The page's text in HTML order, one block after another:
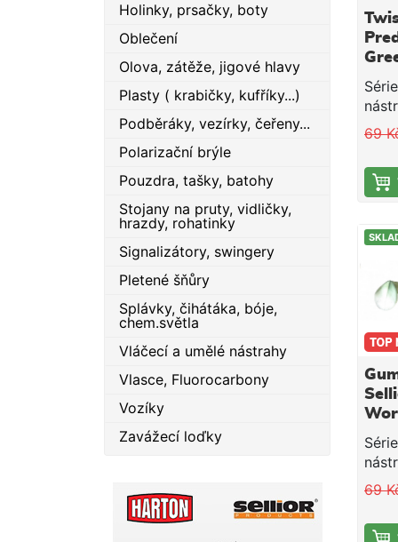
Holinky, prsačky, boty
Oblečení
Olova, zátěže, jigové hlavy
Plasty ( krabičky, kufříky...)
Podběráky, vezírky, čeřeny...
Polarizační brýle
Pouzdra, tašky, batohy
Stojany na pruty, vidličky,
hrazdy, rohatinky
Signalizátory, swingery
Pletené šňůry
Splávky, čihátáka, bóje,
chem.světla
Vláčecí a umělé nástrahy
Vlasce, Fluorocarbony
Vozíky
Zavážecí loďky
ty
skrz
skrz
typy
na
a
že
69
typy
69